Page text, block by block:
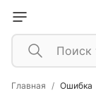
Главная Ошибка